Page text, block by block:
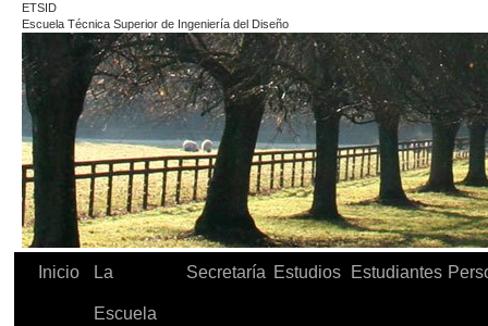
ETSID
Escuela Técnica Superior de Ingeniería del Diseño
Inicio La
Escuela
Secretaría Estudios Estudiantes